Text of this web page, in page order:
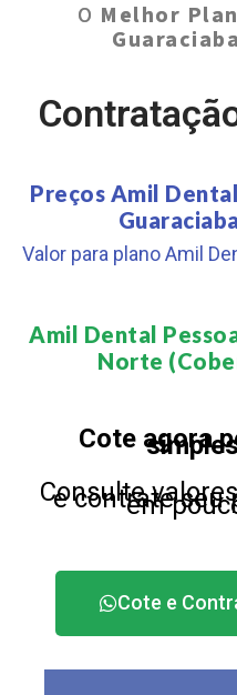
O Melhor
Preços Amil
Valor para plano Amil
Amil Dental
Norte
Cote agora
Consulte
e contrate seu
em
Cote e